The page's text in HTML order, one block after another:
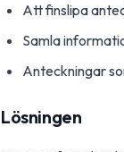
Att finslipa
Samla
Anteckningar
Lösningen